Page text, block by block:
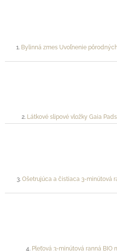
Bylinná zmes Uvoľnenie
Látkové slipové vložky Gaia
Ošetrujúca a čistiaca 3-minútová
Pleťová 3-minútová ranná BIO